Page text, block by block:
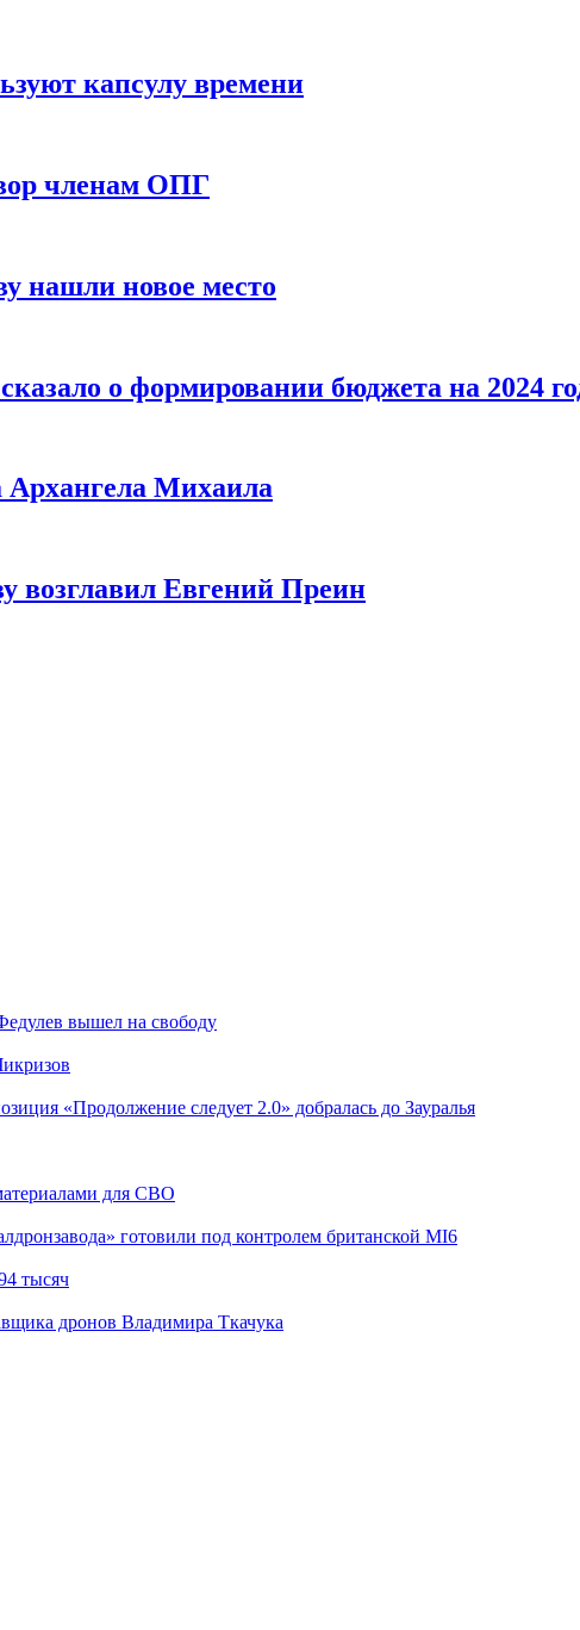
капсулу времени
членам ОПГ
нашли новое место
о формировании бюджета на 2024
Архангела Михаила
возглавил Евгений Преин
вышел на свободу
«Продолжение следует 2.0» добралась до Зауралья
для СВО
готовили под контролем британской MI6
тысяч
дронов Владимира Ткачука